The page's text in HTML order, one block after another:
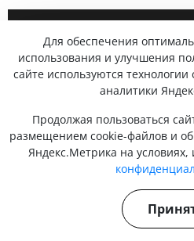
Лазерная
ОКАЗЫВАЕМЫЕ
УСЛУГИ
Закон РФ от 07.02.1992 N
Для обеспечения
использования и улучшения
сайте используются
аналитики
Продолжая пользоваться
размещением cookie-файлов и
Яндекс.Метрика на